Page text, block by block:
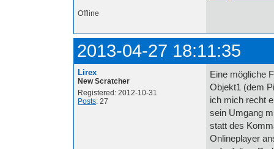
Offline
2013-04-27 18:11:35
Lirex
New Scratcher
Registered: 2012-10-31
Posts: 27
Eine mögliche
Objekt1 (dem
ich mich recht
sein Umgang
statt des
Onlineplayer